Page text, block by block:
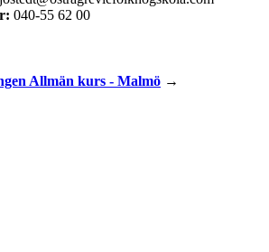
040-55 62 00
Allmän kurs - Malmö →